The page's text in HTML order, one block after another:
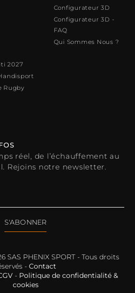
Configurateur 3D
Configurateur 3D -
FAQ
Qui Sommes Nous ?
2027
Rugby
réel, de l’échauffement au
Rejoins notre newsletter.
S'ABONNER
SAS PHENIX SPORT - Tous droits
- Contact
- Politique de confidentialité &
cookies